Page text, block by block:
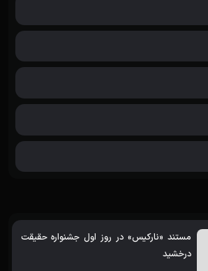
مستند «نارکیس» در روز اول جشنواره حقیقت
درخشید